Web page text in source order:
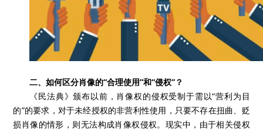
二、如何区分肖像的“合理使用”和“侵权”？
《民法典》颁布以前，肖像权的侵权受制于需以“营利为目
的”的要求，对于未经授权的非营利性使用，只要不存在扭曲、贬
损肖像的情形，则无法构成肖像权侵权。现实中，由于相关侵权